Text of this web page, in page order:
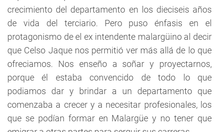
crecimiento del departamento en los dieciseis años
de vida del terciario. Pero puso énfasis en el
protagonismo de el ex intendente malargüino al decir
que Celso Jaque nos permitió ver más allá de lo que
ofreciamos. Nos enseño a soñar y proyectarnos,
porque él estaba convencido de todo lo que
podiamos dar y brindar a un departamento que
comenzaba a crecer y a necesitar profesionales, los
que se podían formar en Malargüe y no tener que